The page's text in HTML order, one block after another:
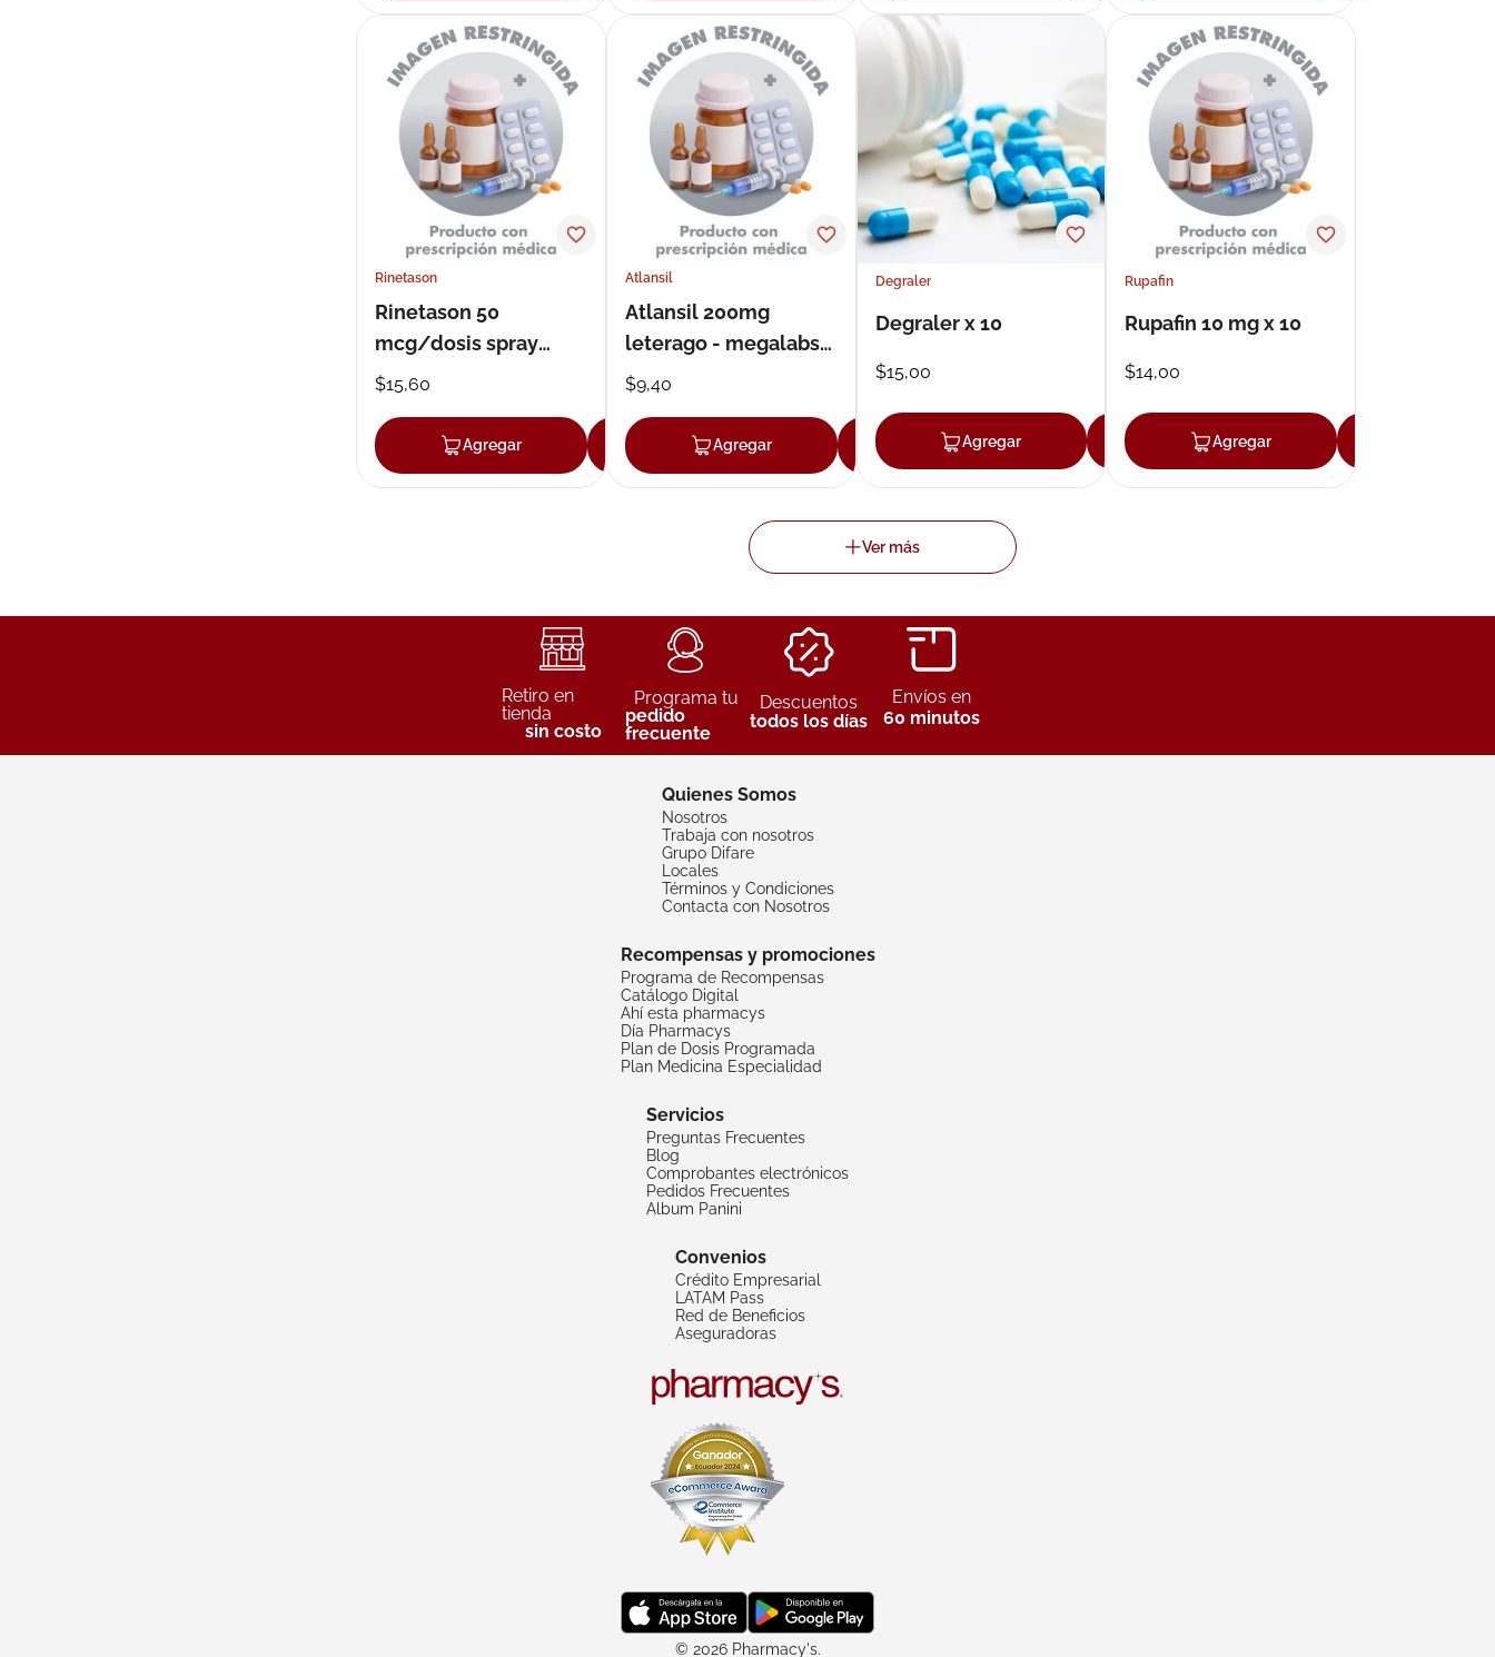
Rinetason
Rinetason 50
mcg/dosis spray
nasal 140 dosis
$15,60
Agregar Agregar
Atlansil
Atlansil 200mg
leterago - megalabs
cápsulas
$9,40
Agregar Agregar
Degraler
Degraler x 10
$15,00
Agregar Agregar
Rupafin
Rupafin 10 mg x 10
$14,00
Agregar
Retiro en
tienda
sin costo
Programa tu
pedido
frecuente
Descuentos
todos los días
Envíos en
60 minutos
Quienes Somos
Nosotros
Trabaja con nosotros
Grupo Difare
Locales
Términos y Condiciones
Contacta con Nosotros
Recompensas y promociones
Programa de Recompensas
Catálogo Digital
Ahí esta pharmacys
Día Pharmacys
Plan de Dosis Programada
Plan Medicina Especialidad
Servicios
Preguntas Frecuentes
Blog
Comprobantes electrónicos
Pedidos Frecuentes
Album Panini
Convenios
Crédito Empresarial
LATAM Pass
Red de Beneficios
Aseguradoras
© 2026 Pharmacy's.